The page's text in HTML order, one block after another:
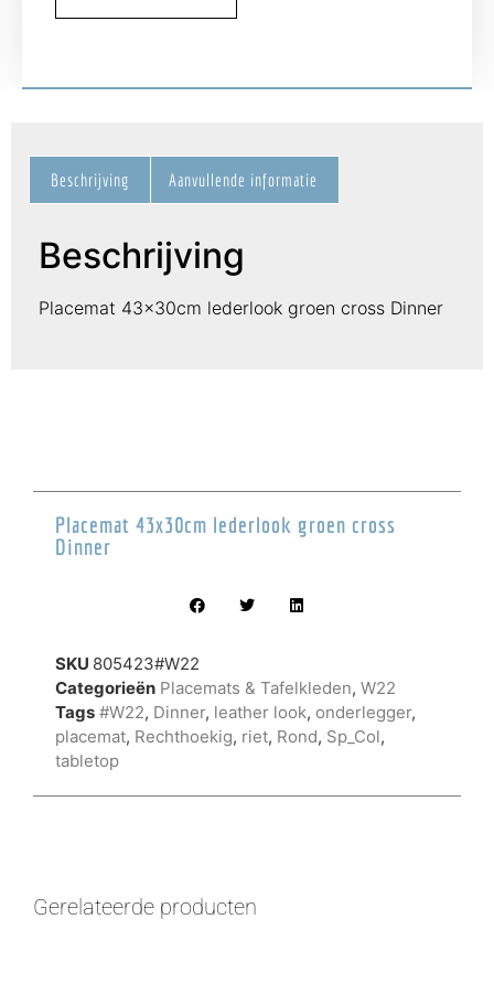
Beschrijving Aanvullende informatie
Beschrijving
Placemat 43x30cm lederlook groen cross Dinner
Placemat 43x30cm lederlook groen cross
Dinner
SKU 805423#W22
Categorieën Placemats & Tafelkleden, W22
Tags #W22, Dinner, leather look, onderlegger,
placemat, Rechthoekig, riet, Rond, Sp_Col,
tabletop
Gerelateerde producten